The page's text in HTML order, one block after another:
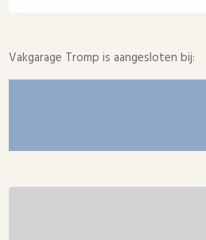
Vakgarage Tromp is aangesloten bij: